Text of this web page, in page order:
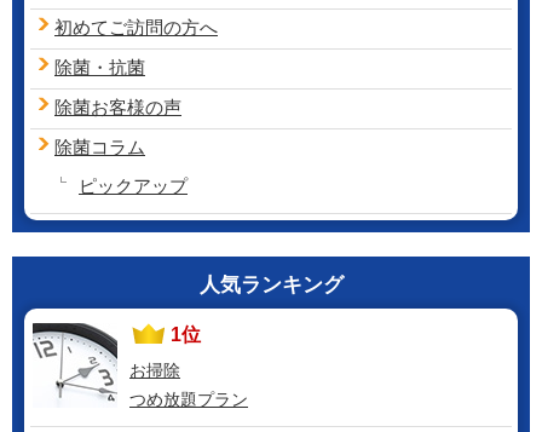
初めてご訪問の方へ
除菌・抗菌
除菌お客様の声
除菌コラム
ピックアップ
人気ランキング
1位
お掃除
つめ放題プラン